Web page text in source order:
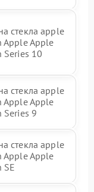
стекла apple
Apple Apple
Series 10
стекла apple
Apple Apple
Series 9
стекла apple
Apple Apple
SE